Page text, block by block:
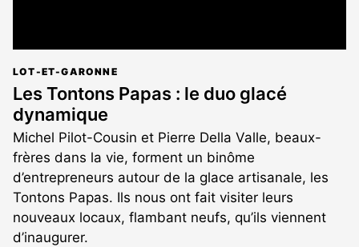
LOT-ET-GARONNE
Les Tontons Papas : le duo glacé
dynamique
Michel Pilot-Cousin et Pierre Della Valle, beaux-
frères dans la vie, forment un binôme
d’entrepreneurs autour de la glace artisanale, les
Tontons Papas. Ils nous ont fait visiter leurs
nouveaux locaux, flambant neufs, qu’ils viennent
d’inaugurer.